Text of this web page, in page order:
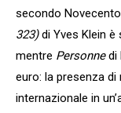
secondo
323)di Yves Klein è
mentre Personnedi
euro: la presenza
internazionale in